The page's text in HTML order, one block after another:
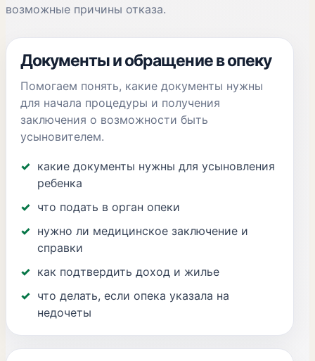
возможные причины отказа.
Документы и обращение в опеку
Помогаем понять, какие документы нужны
для начала процедуры и получения
заключения о возможности быть
усыновителем.
какие документы нужны для усыновления
ребенка
что подать в орган опеки
нужно ли медицинское заключение и
справки
как подтвердить доход и жилье
что делать, если опека указала на
недочеты